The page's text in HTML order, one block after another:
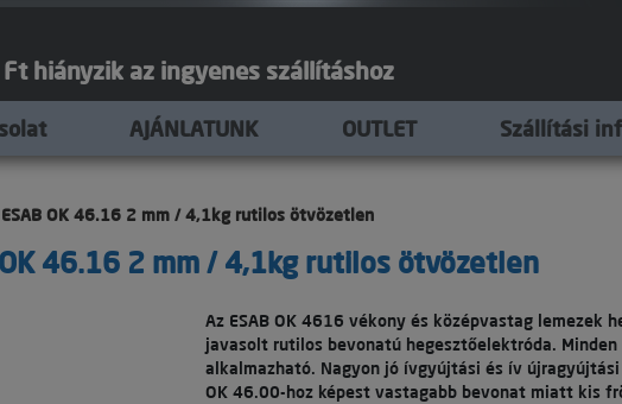
hiányzik az ingyenes szállításhoz
AJÁNLATUNK OUTLET Szállítási
OK 46.16 2 mm / 4,1kg rutilos ötvözetlen
46.16 2 mm / 4,1kg rutilos ötvözetlen
Az ESAB OK 4616 vékony és középvastag lemezek
javasolt rutilos bevonatú hegesztőelektróda. Minden
alkalmazható. Nagyon jó ívgyújtási és ív
OK 46.00-hoz képest vastagabb bevonat miatt kis